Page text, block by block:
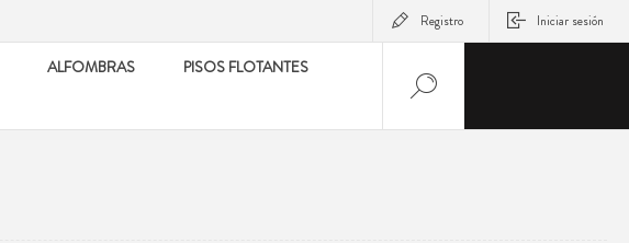
Registro Iniciar sesión
ALFOMBRAS
PISOS FLOTANTES